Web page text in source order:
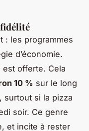
: les programmes
d’économie.
est offerte. Cela
10 % sur le long
surtout si la pizza
soir. Ce genre
et incite à rester